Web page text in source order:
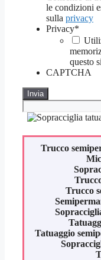
le condizioni
sulla privacy
Privacy*
questo
CAPTCHA
Trucco
Trucco
Tatuaggio